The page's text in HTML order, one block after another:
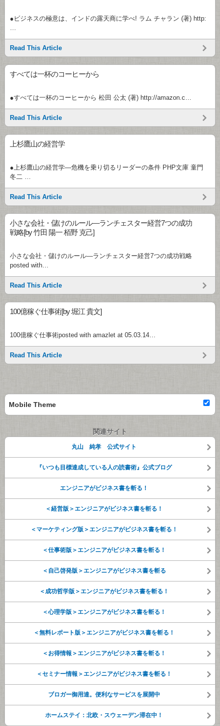
●ビジネスの極意は、インドの露天商に学べ! ラム チャラン (著) http:
…
Read This Article
すべては一杯のコーヒーから
●すべては一杯のコーヒーから 松田 公太 (著) http://amazon.c…
Read This Article
上杉鷹山の経営学
●上杉鷹山の経営学―危機を乗り切るリーダーの条件 PHP文庫 童門
冬二 …
Read This Article
小さな会社・儲けのルール―ランチェスター経営7つの成功
戦略[by 竹田 陽一 栢野 克己]
小さな会社・儲けのルール―ランチェスター経営7つの成功戦略
posted with…
Read This Article
100億稼ぐ仕事術[by 堀江 貴文]
100億稼ぐ仕事術posted with amazlet at 05.03.14…
Read This Article
Mobile Theme
関連サイト
丸山 純孝 公式サイト
『いつも目標達成している人の読書術』公式ブログ
エンジニアがビジネス書を斬る！
＜経営版＞エンジニアがビジネス書を斬る！
＜マーケティング版＞エンジニアがビジネス書を斬る！
＜仕事術版＞エンジニアがビジネス書を斬る！
＜自己啓発版＞エンジニアがビジネス書を斬る
＜成功哲学版＞エンジニアがビジネス書を斬る！
＜心理学版＞エンジニアがビジネス書を斬る！
＜無料レポート版＞エンジニアがビジネス書を斬る！
＜お得情報＞エンジニアがビジネス書を斬る！
＜セミナー情報＞エンジニアがビジネス書を斬る！
ブロガー御用達。便利なサービスを展開中
ホームステイ：北欧・スウェーデン滞在中！